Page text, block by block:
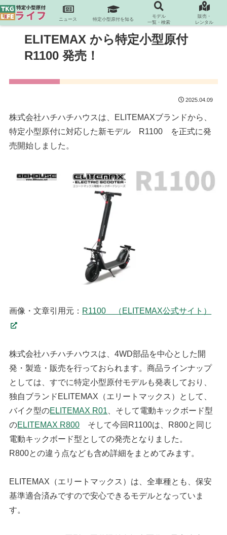
ELITEMAX から特定小型原付
R1100 発売！
2025.04.09
株式会社ハチハチハウスは、ELITEMAXブランドから、
特定小型原付に対応した新モデル R1100 を正式に発
売開始しました。
画像・文章引用元： R1100 （ELITEMAX公式サイト）
株式会社ハチハチハウスは、4WD部品を中心とした開
発・製造・販売を行っておられます。商品ラインナップ
としては、すでに特定小型原付モデルも発表しており、
独自ブランドELITEMAX（エリートマックス）として、
バイク型のELITEMAX R01 、そして電動キックボード型
のELITEMAX R800 そして今回R1100は、R800と同じ
電動キックボード型としての発売となりました。
R800との違う点なども含め詳細をまとめてみます。
ELITEMAX（エリートマックス）は、全車種とも、保安
基準適合済みですので安心できるモデルとなっていま
す。
ニュース 特定小型原付を知る
モデル
一覧・検索
販売・
レンタル